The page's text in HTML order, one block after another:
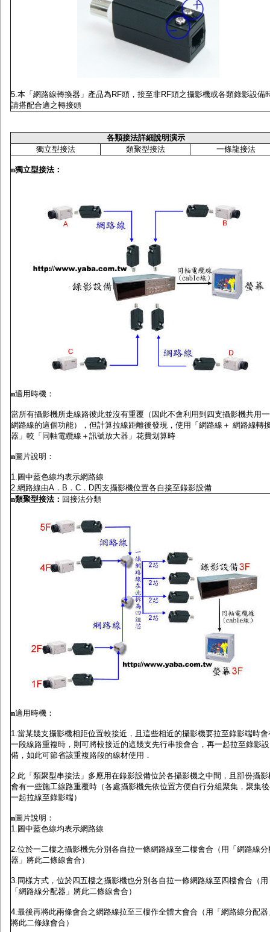
偽裝嚇阻假監視器. 警示防盜貼紙
行車紀錄器.車用插座配件
5.本「網路線轉換器」產品為RF頭，接至非RF頭之攝影機或各類錄影設備
請搭配合適之轉接頭
各類接法詳細說明演示
獨立型接法
類聚型接法 一條龍接法
n獨立型接法：
n適用時機：
當所有攝影機所走線路彼此並沒有重覆（因此不會利用到四支攝影機共用
網路線的這個功能），但計算拉線距離後發現，使用「網路線＋ 網路線轉
器」較「同軸電纜線＋訊號放大器」花費划算時
n圖片說明：
1.圖中藍色線均表示網路線
2.網路線由A．B．C．D四支攝影機位置各自接至錄影設備
n類聚型接法： 回接法分類
n適用時機：
1.當某幾支攝影機相距位置較接近，且這些相近的攝影機要拉至錄影端時會
一段線路重複時，則可將較接近的這幾支先行串接會合，再一起拉至錄影設
備，如此可節省該重複路段的線材使用．
2.此「類聚型串接法」多應用在錄影設備位於各攝影機之中間，且部份攝影
會有一些施工線路重覆時（各處攝影機先依位置方便自行分組聚集，聚集
一起拉線至錄影端）
n圖片說明：
1.圖中藍色線均表示網路線
2.位於一二樓之攝影機先分別各自拉一條網路線至二樓會合（用「網路線分
器」將此二條線會合）
3.同樣方式，位於四五樓之攝影機也分別各自拉一條網路線至四樓會合（用
「網路線分配器」將此二條線會合）
4.最後再將此兩條會合之網路線拉至三樓作全體大會合（用「網路線分配器
將此二條線會合）